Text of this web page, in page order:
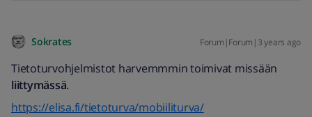
Sokrates Forum|Forum|3 years ago
Tietoturvohjelmistot harvemmmin toimivat missään
liittymässä.
https://elisa.fi/tietoturva/mobiiliturva/